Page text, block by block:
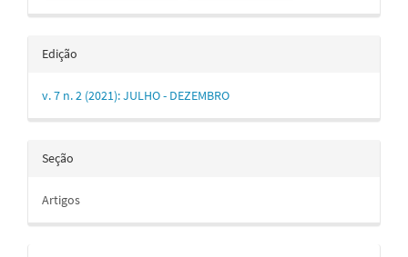
Edição
v. 7 n. 2 (2021): JULHO - DEZEMBRO
Seção
Artigos